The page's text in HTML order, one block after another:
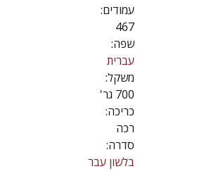
עמודים:
467
שפה:
עברית
משקל:
700 גר'
כריכה:
רכה
סדרה:
בלשון עבר